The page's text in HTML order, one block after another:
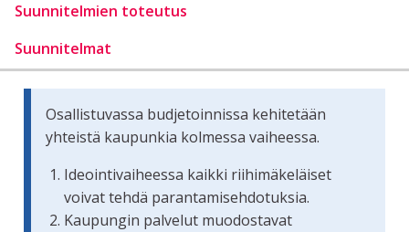
Suunnitelmien toteutus
Suunnitelmat
Osallistuvassa budjetoinnissa kehitetään
yhteistä kaupunkia kolmessa vaiheessa.
Ideointivaiheessa kaikki riihimäkeläiset
voivat tehdä parantamisehdotuksia.
Kaupungin palvelut muodostavat